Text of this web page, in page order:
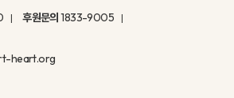
후원문의1833-9005
heart.org